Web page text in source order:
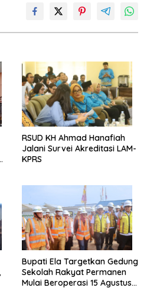
RSUD KH Ahmad Hanafiah
Jalani Survei Akreditasi LAM-
KPRS
Bupati Ela Targetkan Gedung
Sekolah Rakyat Permanen
Mulai Beroperasi 15 Agustus